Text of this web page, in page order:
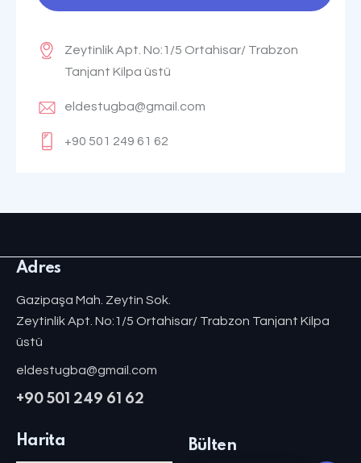
Zeytinlik Apt. No:1/5 Ortahisar/ Trabzon
Tanjant Kilpa üstü
eldestugba@gmail.com
+90 501 249 61 62
Adres
Gazipaşa Mah. Zeytin Sok.
Zeytinlik Apt. No:1/5 Ortahisar/ Trabzon Tanjant Kilpa
üstü
eldestugba@gmail.com
+90 501 249 61 62
Harita Bülten